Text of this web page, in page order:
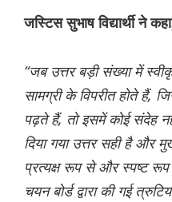
जस्टिस सुभाष विद्यार्थी ने
“जब उत्तर बड़ी संख्या में
सामग्री के विपरीत होते हैं,
पढ़ते हैं, तो इसमें कोई संदेह
दिया गया उत्तर सही है और
प्रत्यक्ष रूप से और स्पष्ट रूप
चयन बोर्ड द्वारा की गई